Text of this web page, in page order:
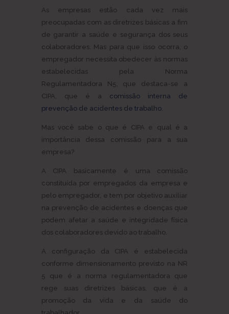
As empresas estão cada vez mais
preocupadas com as diretrizes básicas a fim
de garantir a saúde e segurança dos seus
colaboradores. Mas para que isso ocorra, o
empregador necessita obedecer às normas
estabelecidas pela Norma
Regulamentadora N5, que destaca-se a
CIPA, que é a comissão interna de
prevenção de acidentes de trabalho.
Mas você sabe o que é CIPA e qual é a
importância dessa comissão para a sua
empresa?
A CIPA basicamente é uma comissão
constituída por empregados da empresa e
pelo empregador, e tem por objetivo auxiliar
na prevenção de acidentes e doenças que
podem afetar a saúde e integridade física
dos colaboradores devido ao trabalho.
A configuração da CIPA é estabelecida
conforme dimensionamento previsto na NR
5 que é a norma regulamentadora que
rege suas diretrizes básicas, que é a
promoção da vida e da saúde do